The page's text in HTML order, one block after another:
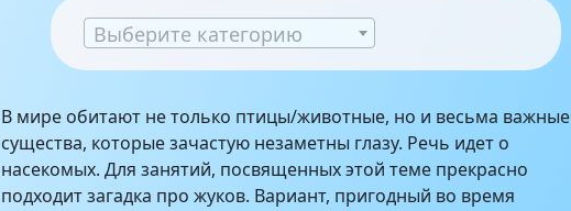
Выберите категорию
В мире обитают не только птицы/животные, но и весьма важные
существа, которые зачастую незаметны глазу. Речь идет о
насекомых. Для занятий, посвященных этой теме прекрасно
подходит загадка про жуков. Вариант, пригодный во время